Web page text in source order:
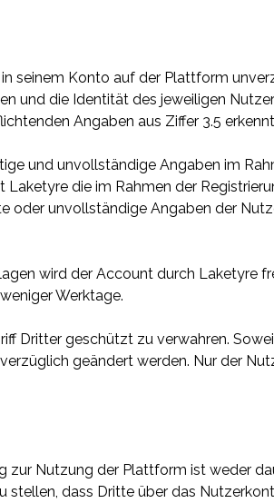
seinem Konto auf der Plattform
und die Identität des jeweiligen
Angaben aus Ziffer 3.5
und unvollständige Angaben im
die im Rahmen der
oder unvollständige Angaben der
wird der Account durch Laketyre
Werktage.
Dritter geschützt zu verwahren.
geändert werden. Nur der
zur Nutzung der Plattform ist weder
dass Dritte über das